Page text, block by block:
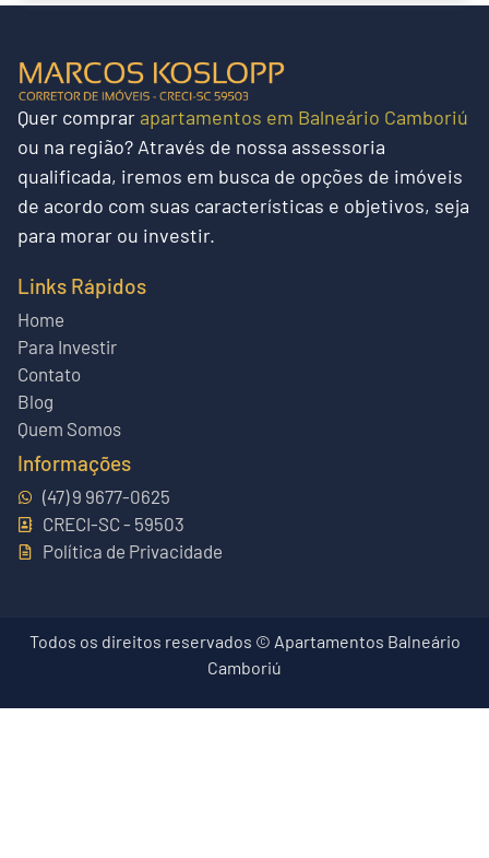
Quer comprar apartamentos em Balneário Camboriú
ou na região? Através de nossa assessoria
qualificada, iremos em busca de opções de imóveis
de acordo com suas características e objetivos, seja
para morar ou investir.
Links Rápidos
Home
Para Investir
Contato
Blog
Quem Somos
Informações
(47) 9 9677-0625
CRECI-SC - 59503
Política de Privacidade
Todos os direitos reservados © Apartamentos Balneário
Camboriú